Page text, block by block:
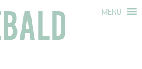
MENÜ